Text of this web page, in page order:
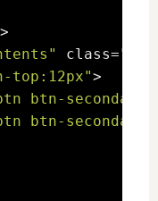
class=
top:12px">
btn-secondary"
btn-secondary"